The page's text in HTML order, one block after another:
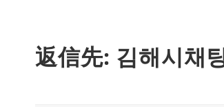
返信先: 김해시채